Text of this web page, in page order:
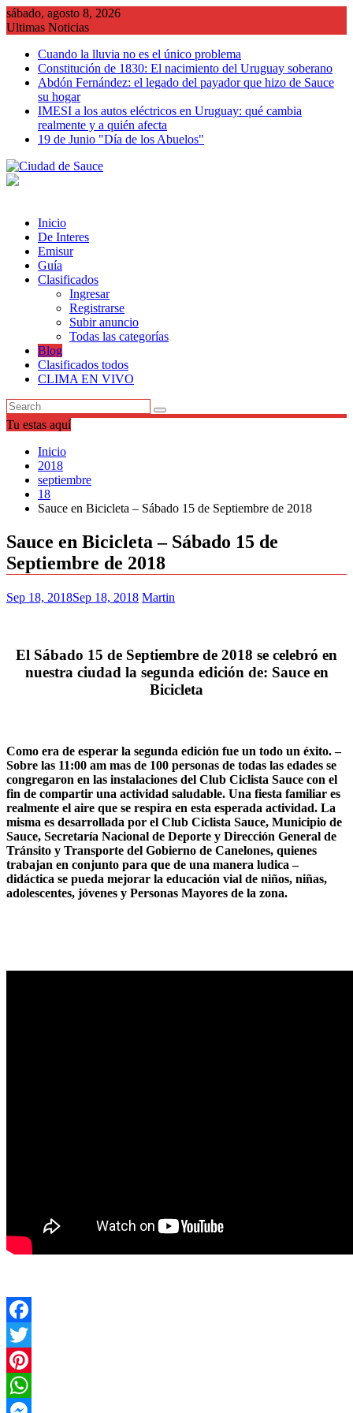
Saltar
al
sábado, agosto 8, 2026
Ultimas Noticias
Cuando la lluvia no es el único problema
Constitución de 1830: El nacimiento del Uruguay soberano
Abdón Fernández: el legado del payador que hizo de Sauce
su hogar
IMESI a los autos eléctricos en Uruguay: qué cambia
realmente y a quién afecta
19 de Junio "Día de los Abuelos"
Inicio
De Interes
Emisur
Guía
Clasificados
Ingresar
Registrarse
Subir anuncio
Todas las categorías
Blog
Clasificados todos
CLIMA EN VIVO
Tu estas aquí
Inicio
2018
septiembre
18
Sauce en Bicicleta – Sábado 15 de Septiembre de 2018
Sauce en Bicicleta – Sábado 15 de
Septiembre de 2018
Sep 18, 2018Sep 18, 2018 Martin
El Sábado 15 de Septiembre de 2018 se celebró en
nuestra ciudad la segunda edición de: Sauce en
Bicicleta
Como era de esperar la segunda edición fue un todo un éxito. –
Sobre las 11:00 am mas de 100 personas de todas las edades se
congregaron en las instalaciones del Club Ciclista Sauce con el
fin de compartir una actividad saludable. Una fiesta familiar es
realmente el aire que se respira en esta esperada actividad. La
misma es desarrollada por el Club Ciclista Sauce, Municipio de
Sauce, Secretaría Nacional de Deporte y Dirección General de
Tránsito y Transporte del Gobierno de Canelones, quienes
trabajan en conjunto para que de una manera ludica –
didáctica se pueda mejorar la educación vial de niños, niñas,
adolescentes, jóvenes y Personas Mayores de la zona.
Facebook
Twitter
Pinterest
WhatsApp